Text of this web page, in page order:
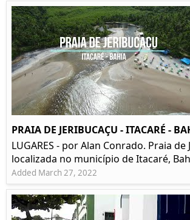
PRAIA DE JERIBUCAÇU - ITACARÉ -
LUGARES - por Alan Conrado. Praia de
localizada no município de Itacaré,
Added March 27, 2022